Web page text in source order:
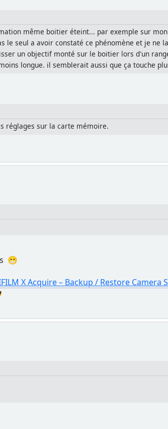
même boitier éteint... par exemple sur
le seul a avoir constaté ce phénomène et je
un objectif monté sur le boitier lors d'un
longue. il semblerait aussi que ça touche
réglages sur la carte mémoire.
😁
X Acquire – Backup / Restore Camera